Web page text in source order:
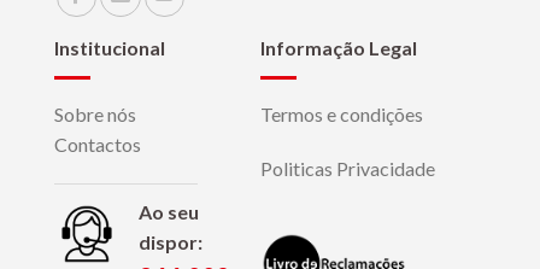
Institucional
Sobre nós
Contactos
Ao seu
dispor:
Informação Legal
Termos e condições
Politicas Privacidade